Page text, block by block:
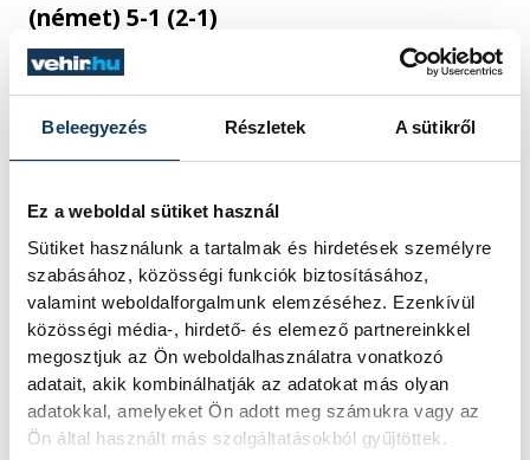
Beleegyezés Részletek A sütikről
Ez a weboldal sütiket használ
Sütiket használunk a tartalmak és hirdetések személyre
szabásához, közösségi funkciók biztosításához,
valamint weboldalforgalmunk elemzéséhez. Ezenkívül
közösségi média-, hirdető- és elemező partnereinkkel
megosztjuk az Ön weboldalhasználatra vonatkozó
adatait, akik kombinálhatják az adatokat más olyan
adatokkal, amelyeket Ön adott meg számukra vagy az
Ön által használt más szolgáltatásokból gyűjtöttek.
(német) 5-1 (2-1)
g.: Silas (12.), Krunic (31.), Ivanic (66.),
Radonjic (69., 88.), illetve Demirovic (5.)
Sturm Graz (osztrák)-Girona (spanyol) 1-0
(0-0)
g.: Biereth (59.)
A labdarúgó Bajnokok Ligája
alapszakaszának tabellája az ötödik
forduló szerdai mérkőzései után: